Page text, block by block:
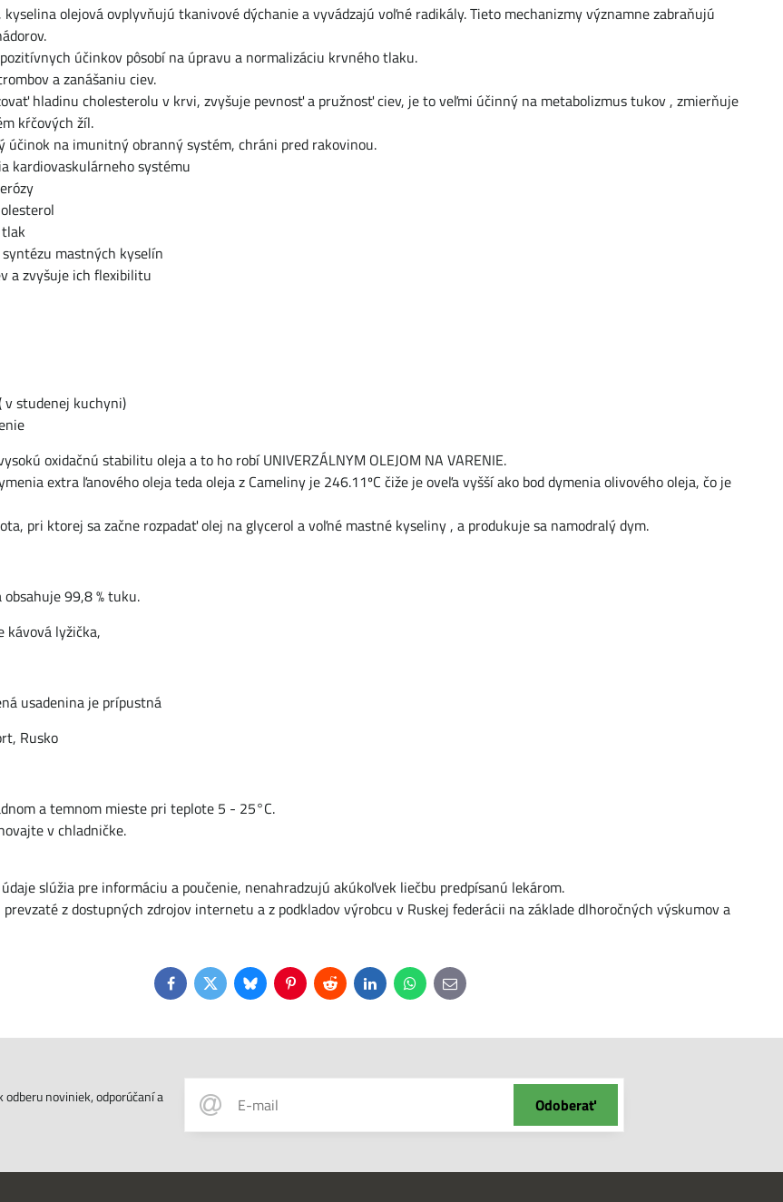
kyselina olejová ovplyvňujú tkanivové dýchanie a vyvádzajú voľné radikály. Tieto mechanizmy významne zabraňujú
účinkov pôsobí na úpravu a normalizáciu krvného tlaku.
a zanášaniu ciev.
hladinu cholesterolu v krvi, zvyšuje pevnosť a pružnosť ciev, je to veľmi účinný na metabolizmus tukov , zmierňuje
kŕčových žíl.
účinok na imunitný obranný systém, chráni pred rakovinou.
kardiovaskulárneho systému
mastných kyselín
a zvyšuje ich flexibilitu
v studenej kuchyni)
oxidačnú stabilitu oleja a to ho robí UNIVERZÁLNYM OLEJOM NA VARENIE.
extra ľanového oleja teda oleja z Cameliny je 246.11ºC čiže je oveľa vyšší ako bod dymenia olivového oleja, čo je
pri ktorej sa začne rozpadať olej na glycerol a voľné mastné kyseliny , a produkuje sa namodralý dym.
99,8 % tuku.
kávová lyžička,
usadenina je prípustná
Rusko
a temnom mieste pri teplote 5 - 25°C.
v chladničke.
slúžia pre informáciu a poučenie, nenahradzujú akúkoľvek liečbu predpísanú lekárom.
z dostupných zdrojov internetu a z podkladov výrobcu v Ruskej federácii na základe dlhoročných výskumov a
FacebookTwitterBlueskyPinterestRedditLinkedInWhatsApp
E-
mail
Odoberať
noviniek, odporúčaní a